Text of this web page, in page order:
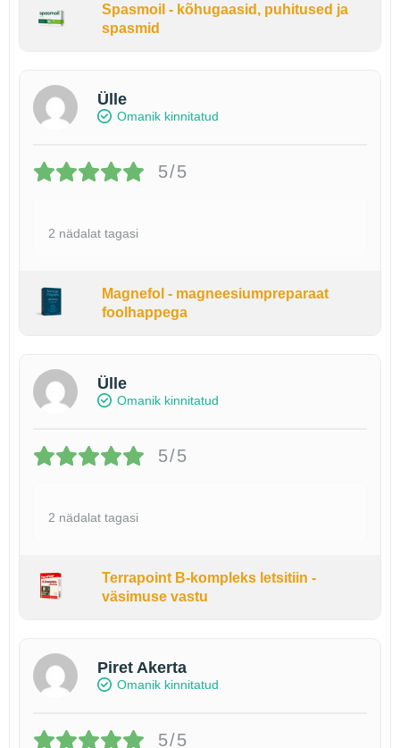
Spasmoil - kõhugaasid, puhitused ja
spasmid
Ülle
Omanik kinnitatud
5/5
2 nädalat tagasi
Magnefol - magneesiumpreparaat
foolhappega
Ülle
Omanik kinnitatud
5/5
2 nädalat tagasi
Terrapoint B-kompleks letsitiin -
väsimuse vastu
Piret Akerta
Omanik kinnitatud
5/5